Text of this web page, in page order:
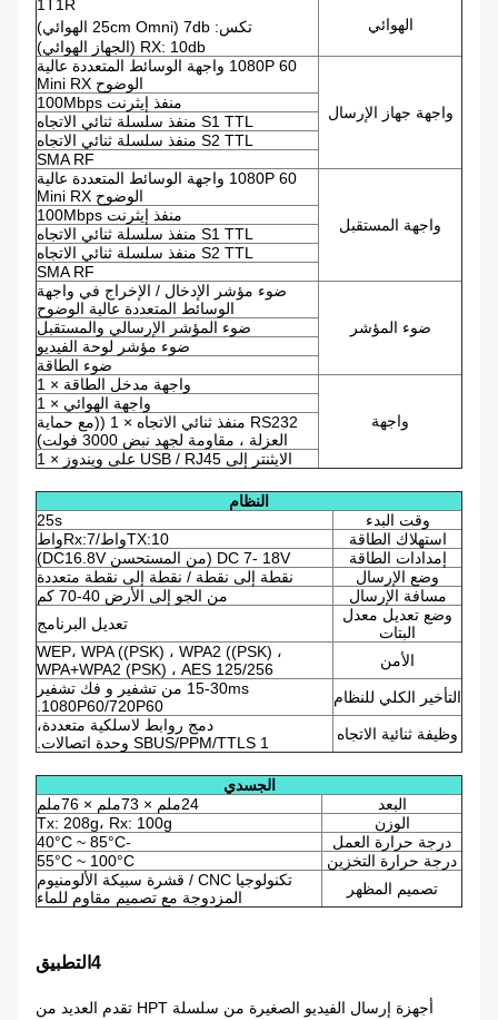
الهوائي
1T1R
تكس: 7db (25cm Omni الهوائي)
RX: 10db (الجهاز الهوائي)
واجهة جهاز الإرسال
1080P 60 واجهة الوسائط المتعددة عالية
الوضوح Mini RX
منفذ إيثرنت 100Mbps
S1 TTL منفذ سلسلة ثنائي الاتجاه
S2 TTL منفذ سلسلة ثنائي الاتجاه
SMA RF
واجهة المستقبل
1080P 60 واجهة الوسائط المتعددة عالية
الوضوح Mini RX
منفذ إيثرنت 100Mbps
S1 TTL منفذ سلسلة ثنائي الاتجاه
S2 TTL منفذ سلسلة ثنائي الاتجاه
SMA RF
ضوء المؤشر
ضوء مؤشر الإدخال / الإخراج في واجهة
الوسائط المتعددة عالية الوضوح
ضوء المؤشر الإرسالي والمستقبل
ضوء مؤشر لوحة الفيديو
ضوء الطاقة
واجهة
واجهة مدخل الطاقة × 1
واجهة الهوائي × 1
RS232 منفذ ثنائي الاتجاه × 1 ((مع حماية
العزلة ، مقاومة لجهد نبض 3000 فولت)
الايثنتر إلى USB / RJ45 على ويندوز × 1
النظام
وقت البدء
25s
استهلاك الطاقة
TX:10واط/Rx:7واط
إمدادات الطاقة
DC 7- 18V (من المستحسن DC16.8V)
وضع الإرسال
نقطة إلى نقطة / نقطة إلى نقطة متعددة
مسافة الإرسال
من الجو إلى الأرض 40-70 كم
وضع تعديل معدل
البتات
تعديل البرنامج
الأمن
WEP، WPA ((PSK) ، WPA2 ((PSK) ،
WPA+WPA2 (PSK) ، AES 125/256
التأخير الكلي للنظام
15-30ms من تشفير و فك تشفير
1080P60/720P60.
وظيفة ثنائية الاتجاه
دمج روابط لاسلكية متعددة،
SBUS/PPM/TTLS 1 وحدة اتصالات.
الجسدي
البعد
24ملم × 73ملم × 76ملم
الوزن
Tx: 208g، Rx: 100g
درجة حرارة العمل
-40°C ~ 85°C
درجة حرارة التخزين
55°C ~ 100°C
تصميم المظهر
تكنولوجيا CNC / قشرة سبيكة الألومنيوم
المزدوجة مع تصميم مقاوم للماء
4التطبيق
أجهزة إرسال الفيديو الصغيرة من سلسلة HPT تقدم العديد من